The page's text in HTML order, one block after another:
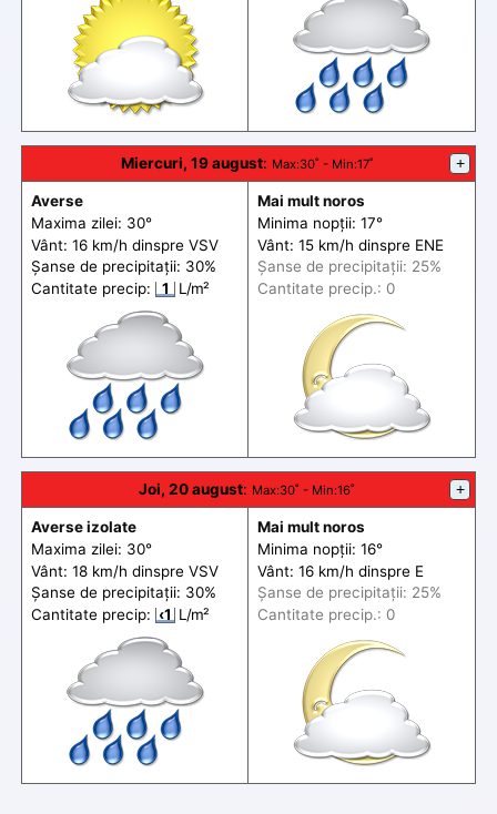
Miercuri, 19 august: Max:30˚ - Min:17˚ +
Averse
Maxima zilei: 30°
Vânt: 16 km/h dinspre VSV
Șanse de precipitații: 30%
Cantitate precip:
1 L/m²
Mai mult noros
Minima nopții: 17°
Vânt: 15 km/h dinspre ENE
Șanse de precipitații: 25%
Cantitate precip.: 0
Joi, 20 august: Max:30˚ - Min:16˚ +
Averse izolate
Maxima zilei: 30°
Vânt: 18 km/h dinspre VSV
Șanse de precipitații: 30%
Cantitate precip: ‹1 L/m²
Mai mult noros
Minima nopții: 16°
Vânt: 16 km/h dinspre E
Șanse de precipitații: 25%
Cantitate precip.: 0